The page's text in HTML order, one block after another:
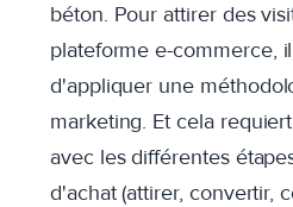
béton. Pour attirer des
plateforme e-commerce,
d'appliquer une
marketing. Et cela
avec les différentes
d'achat (attirer, convertir,